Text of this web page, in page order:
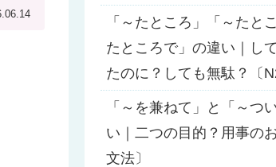
「～たところ」「～たと
たところで」の違い｜し
たのに？しても無駄？〔
「～を兼ねて」と「～つ
い｜二つの目的？用事の
文法〕